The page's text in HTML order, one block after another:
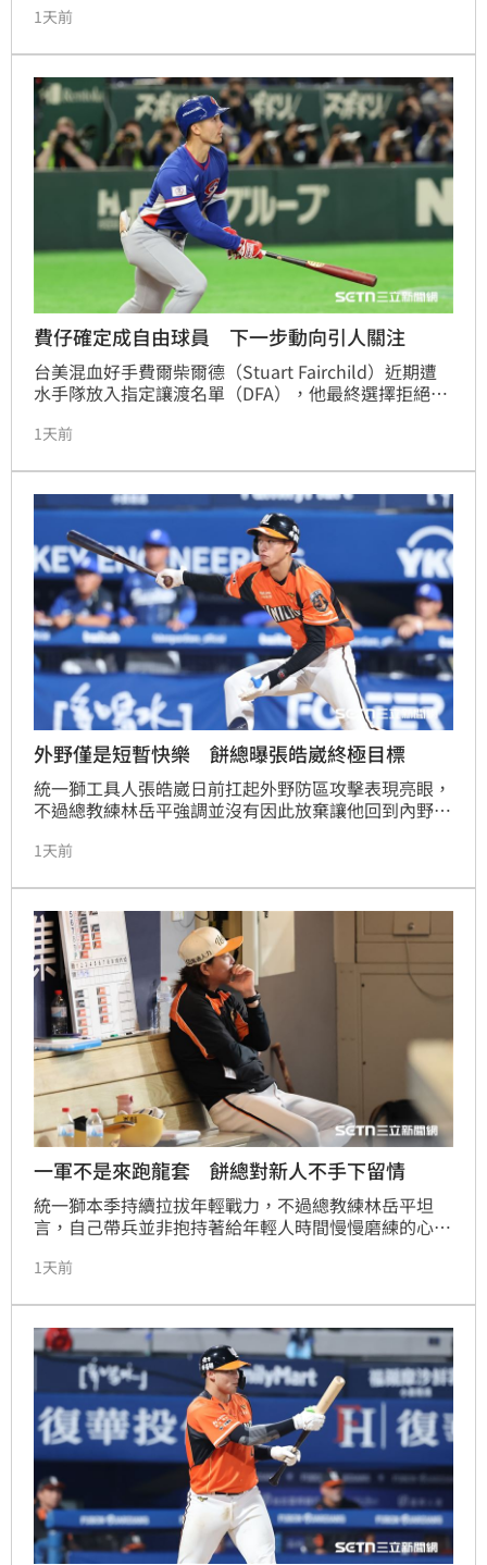
1天前
費仔確定成自由球員 下一步動向引人關注
台美混血好手費爾柴爾德（Stuart Fairchild）近期遭
水手隊放入指定讓渡名單（DFA），他最終選擇拒絕下
上過去味全龍與統一獅等多支球隊曾表達網羅興趣，此
台。費爾柴爾德本季在大聯盟出賽表現平平，打擊率僅
1成58，但在中職各隊積極尋求戰力補強之際，這位具
備台美血統的選手是否真能趕在截止日前加盟中職，成
為近期國內棒壇關注的熱門話題。
1天前
外野僅是短暫快樂 餅總曝張皓崴終極目標
統一獅工具人張皓崴日前扛起外野防區攻擊表現亮眼，
不過總教練林岳平強調並沒有因此放棄讓他回到內野的
極目標仍是期待他未來無論被排在哪個位置，都能自在
1天前
一軍不是來跑龍套 餅總對新人不手下留情
統一獅本季持續拉拔年輕戰力，不過總教練林岳平坦
言，自己帶兵並非抱持著給年輕人時間慢慢磨練的心
發位置，甚至要有把原本一軍陣容選手擠下來的企圖
1天前